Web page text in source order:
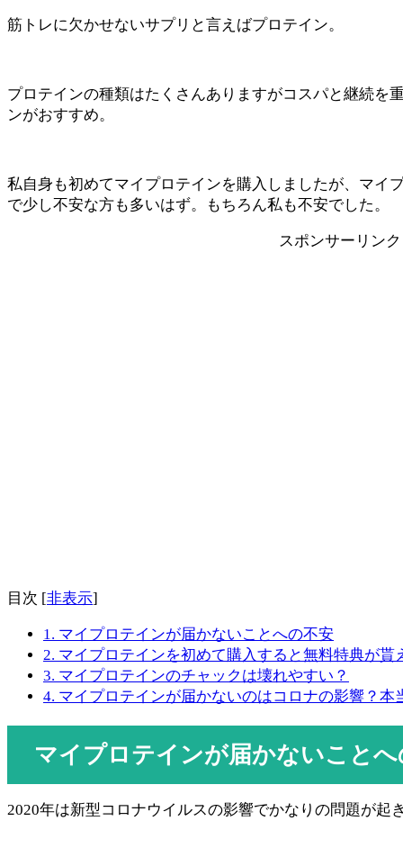
筋トレに欠かせないサプリと言えばプロテイン。
プロテインの種類はたくさんありますがコスパと継続を
ンがおすすめ。
私自身も初めてマイプロテインを購入しましたが、マイ
で少し不安な方も多いはず。もちろん私も不安でした。
スポンサーリンク
目次 [非表示]
1. マイプロテインが届かないことへの不安
2. マイプロテインを初めて購入すると無料特典が貰
3. マイプロテインのチャックは壊れやすい？
4. マイプロテインが届かないのはコロナの影響？
マイプロテインが届かないことへ
2020年は新型コロナウイルスの影響でかなりの問題が起